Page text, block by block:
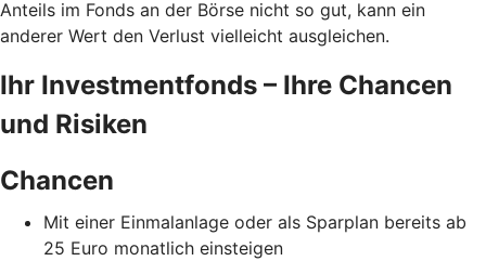
Anteils im Fonds an der Börse nicht so gut, kann ein
anderer Wert den Verlust vielleicht ausgleichen.
Ihr Investmentfonds – Ihre Chancen
und Risiken
Chancen
Mit einer Einmalanlage oder als Sparplan bereits ab
25 Euro monatlich einsteigen